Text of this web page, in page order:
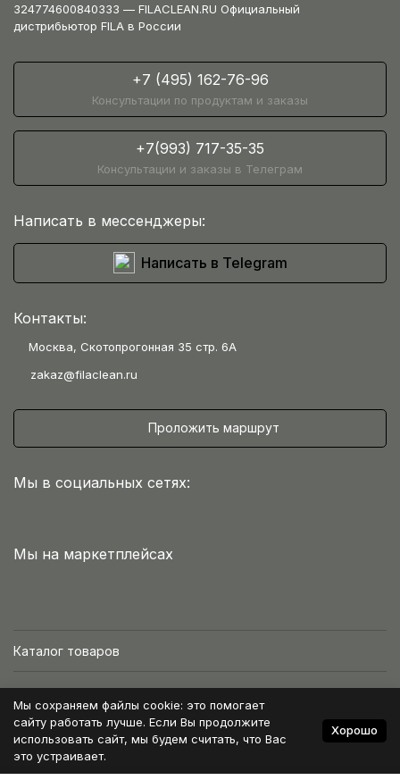
324774600840333 — FILACLEAN.RU Официальный
дистрибьютор FILA в России
+7 (495) 162-76-96
Консультации по продуктам и заказы
+7(993) 717-35-35
Консультации и заказы в Телеграм
Написать в мессенджеры:
Написать в Telegram
Контакты:
Москва, Скотопрогонная 35 стр. 6А
zakaz@filaclean.ru
Проложить маршрут
Мы в социальных сетях:
Мы на маркетплейсах
Каталог товаров
Интернет-магазин
Условия работы
Мы сохраняем файлы cookie: это помогает
сайту работать лучше. Если Вы продолжите
использовать сайт, мы будем считать, что Вас
это устраивает.
Хорошо